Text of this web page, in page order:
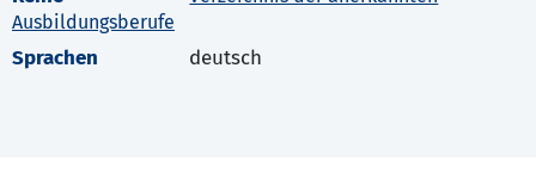
Ausbildungsberufe
Sprachen deutsch